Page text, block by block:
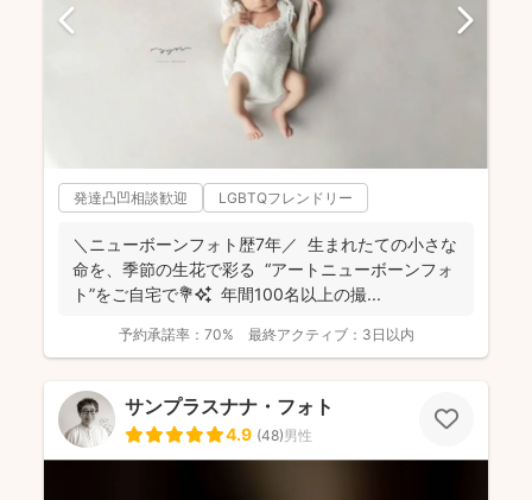
発達凸凹相談歓迎 LGBTQフレンドリー
＼ニューボーンフォト歴7年／ 生まれたての小さな
命を、季節の生花で彩る “アートニューボーンフォ
ト”をご自宅で💐✨ 年間100名以上の撮...
予約承諾率： 70% 最終アクティブ： 3日以内
サンプラスナナ・フォト
4.9 (48)男性